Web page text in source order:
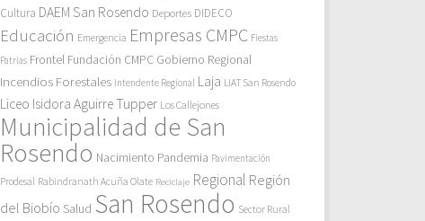
Cultura DAEM San Rosendo Deportes DIDECO
Educación Emergencia Empresas CMPC Fiestas
Patrias Frontel Fundación CMPC Gobierno Regional
Incendios Forestales Intendente Regional Laja LIAT San Rosendo
Liceo Isidora Aguirre Tupper Los Callejones
Municipalidad de San
Rosendo Nacimiento Pandemia Pavimentación
Prodesal Rabindranath Acuña Olate Reciclaje Regional Región
del Biobío Salud San Rosendo Sector Rural